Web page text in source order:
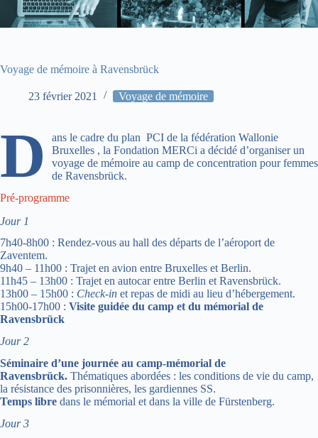
Voyage de mémoire à Ravensbrück
23 février 2021 Voyage de mémoire
D
ans le cadre du plan PCI de la fédération Wallonie
Bruxelles , la Fondation MERCi a décidé d’organiser un
voyage de mémoire au camp de concentration pour femmes
de Ravensbrück.
Pré-programme
Jour 1
7h40-8h00 : Rendez-vous au hall des départs de l’aéroport de
Zaventem.
9h40 – 11h00 : Trajet en avion entre Bruxelles et Berlin.
11h45 – 13h00 : Trajet en autocar entre Berlin et Ravensbrück.
13h00 – 15h00 : Check-in et repas de midi au lieu d’hébergement.
15h00-17h00 : Visite guidée du camp et du mémorial de
Ravensbrück
Jour 2
Séminaire d’une journée au camp-mémorial de
Ravensbrück. Thématiques abordées : les conditions de vie du camp,
la résistance des prisonnières, les gardiennes SS.
Temps libre dans le mémorial et dans la ville de Fürstenberg.
Jour 3